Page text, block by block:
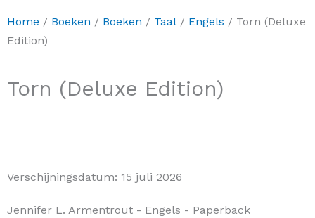
Home / Boeken / Boeken / Taal / Engels / Torn (Deluxe
Edition)
Torn (Deluxe Edition)
Verschijningsdatum: 15 juli 2026
Jennifer L. Armentrout - Engels - Paperback